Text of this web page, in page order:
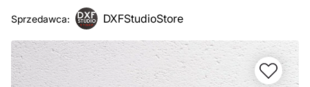
Sprzedawca: DXFStudioStore